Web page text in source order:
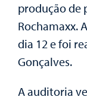
produção de
Rochamaxx.
dia 12 e foi
Gonçalves.
A auditoria